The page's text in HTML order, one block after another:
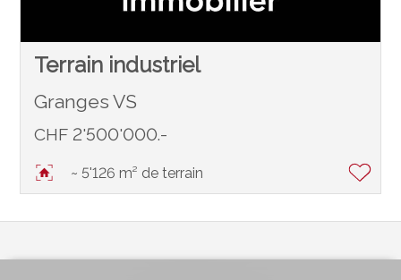
Terrain industriel
Granges VS
CHF 2'500'000.-
~ 5'126 m² de terrain